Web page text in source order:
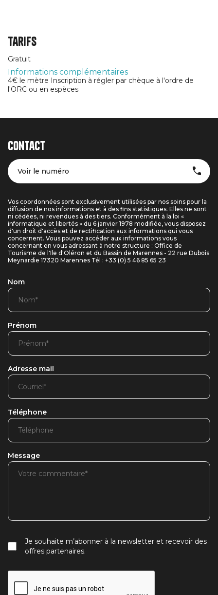
Tarifs
Gratuit
Informations complémentaires
4€ le mètre Inscription à régler par chèque à l'ordre de
l'ORC ou en espèces
Contact
Voir le numéro
Vos coordonnées sont exclusivement utilisées par nos soins pour la
diffusion de nos informations et à des fins statistiques. Elles ne sont
ni cédées, ni revendues à des tiers. Conformément à la loi «
informatique et libertés » du 6 janvier 1978 modifiée, vous disposez
d'un droit d'accès et de rectification aux informations qui vous
concernent. Vous pouvez accéder aux informations vous
concernant en vous adressant à notre structure : Office de
Tourisme de l'Ile d'Oléron et du Bassin de Marennes - 22 rue Dubois
Meynardie 17320 Marennes Tél : +33 (0) 5 46 85 65 23
Nom
Prénom
Adresse mail
Téléphone
Message
Je souhaite m’abonner à la newsletter et recevoir des
offres partenaires.